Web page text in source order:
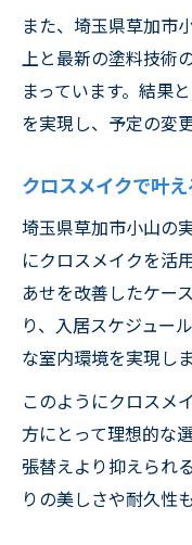
草加市小山
介
地元でクロ
流れ
理由
クロスメイク
クロスメイ
る？
コストパフ
イク
クロスメイ
従来リフォ
クロスメイ
法
また、埼玉県草加市
上と最新の塗料技術
まっています。結果
を実現し、予定の変
クロスメイクで叶
埼玉県草加市小山の
にクロスメイクを活
あせを改善したケー
り、入居スケジュー
な室内環境を実現し
このようにクロスメ
方にとって理想的な
張替えより抑えられ
りの美しさや耐久性